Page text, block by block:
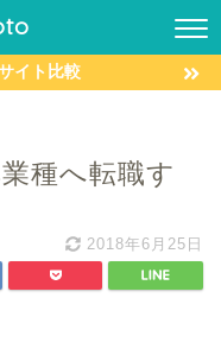
イト比較
種へ転職す
2018年6月25日